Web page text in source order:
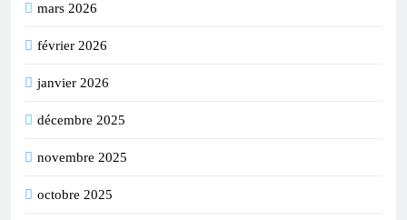
mars 2026
février 2026
janvier 2026
décembre 2025
novembre 2025
octobre 2025